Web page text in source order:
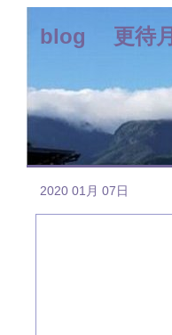
blog 更待月
2020 01月 07日